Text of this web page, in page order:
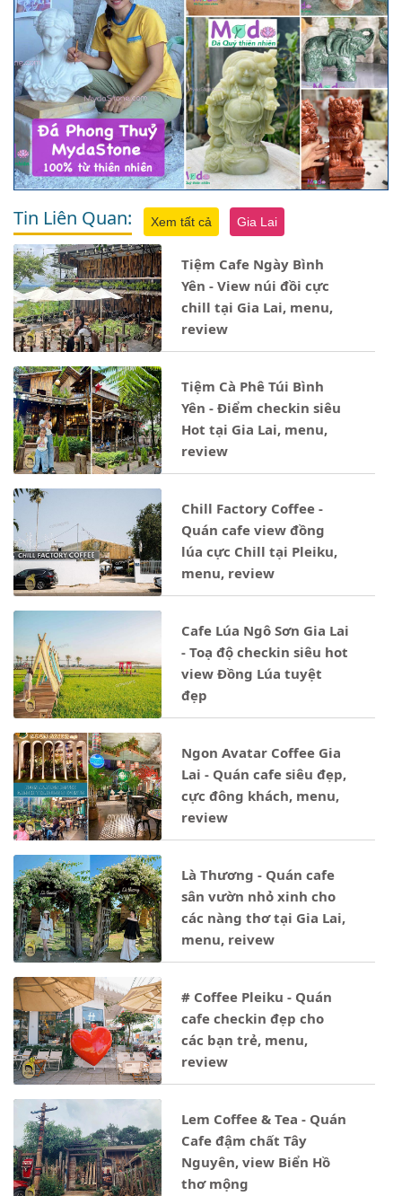
Tin Liên Quan: Xem tất cả Gia Lai
Tiệm Cafe Ngày Bình
Yên - View núi đồi cực
chill tại Gia Lai, menu,
review
Tiệm Cà Phê Túi Bình
Yên - Điểm checkin siêu
Hot tại Gia Lai, menu,
review
Chill Factory Coffee -
Quán cafe view đồng
lúa cực Chill tại Pleiku,
menu, review
Cafe Lúa Ngô Sơn Gia Lai
- Toạ độ checkin siêu hot
view Đồng Lúa tuyệt
đẹp
Ngon Avatar Coffee Gia
Lai - Quán cafe siêu đẹp,
cực đông khách, menu,
review
Là Thương - Quán cafe
sân vườn nhỏ xinh cho
các nàng thơ tại Gia Lai,
menu, reivew
# Coffee Pleiku - Quán
cafe checkin đẹp cho
các bạn trẻ, menu,
review
Lem Coffee & Tea - Quán
Cafe đậm chất Tây
Nguyên, view Biển Hồ
thơ mộng